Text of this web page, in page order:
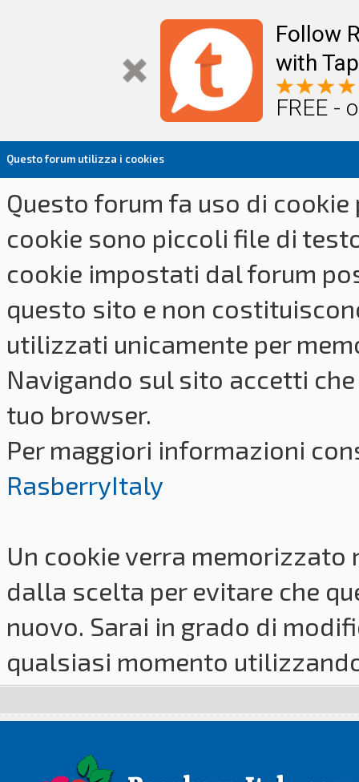
Follow
with
FREE -
Questo forum utilizza i cookies
Questo forum fa uso di
cookie sono piccoli file di
cookie impostati dal forum
questo sito e non
utilizzati unicamente per
Navigando sul sito accetti
tuo browser.
Per maggiori informazioni
RasberryItaly
Un cookie verra
dalla scelta per evitare che
nuovo. Sarai in grado di
qualsiasi momento